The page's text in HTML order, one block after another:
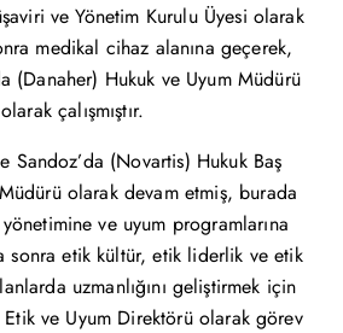
ve Yönetim Kurulu Üyesi olarak
medikal cihaz alanına geçerek,
(Danaher) Hukuk ve Uyum Müdürü
olarak çalışmıştır.
Sandoz’da (Novartis) Hukuk Baş
olarak devam etmiş, burada
ve uyum programlarına
sonra etik kültür, etik liderlik ve etik
uzmanlığını geliştirmek için
Etik ve Uyum Direktörü olarak görev